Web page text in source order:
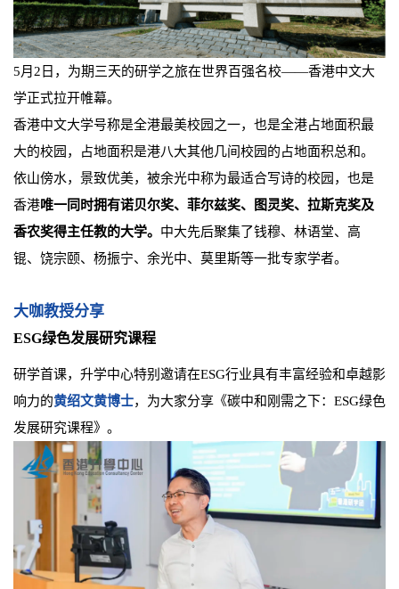
5月2日，为期三天的研学之旅在世界百强名校——香港中文大
学正式拉开帷幕。
香港中文大学号称是全港最美校园之一，也是全港占地面积最
大的校园，占地面积是港八大其他几间校园的占地面积总和。
依山傍水，景致优美，被余光中称为最适合写诗的校园，也是
香港唯一同时拥有诺贝尔奖、菲尔兹奖、图灵奖、拉斯克奖及
香农奖得主任教的大学。 中大先后聚集了钱穆、林语堂、高
锟、饶宗颐、杨振宁、余光中、莫里斯等一批专家学者。
大咖教授分享
ESG绿色发展研究课程
研学首课，升学中心特别邀请在ESG行业具有丰富经验和卓越影
响力的黄绍文黄博士，为大家分享《碳中和刚需之下：ESG绿色
发展研究课程》。